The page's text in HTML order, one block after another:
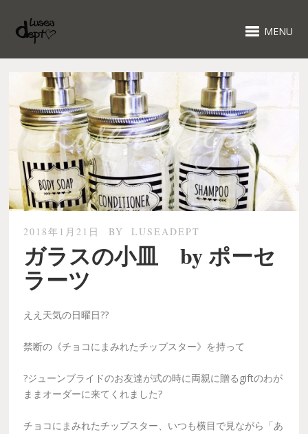
MENU
2018年1月21日 BY LUSEADEPT
ガラスの小皿 by ポーセ
ラーツ
ええ天気の日曜日??
禁断の《チョコにまみれたチップスター》を持って
?ジューンブライドのお友達が式の時に両親に贈るgiftのわが
ままオーダーに来てくれました?
チョコにまみれたチップスター、いつも横目で見ながら「あ